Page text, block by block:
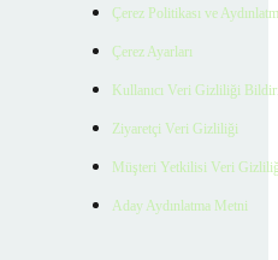
Çerez Politikası ve
Çerez Ayarları
Kullanıcı Veri Gizliliği
Ziyaretçi Veri Gizliliği
Müşteri Yetkilisi Veri
Aday Aydınlatma Metni